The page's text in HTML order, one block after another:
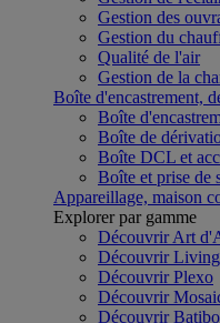
Gestion des
Gestion du
Qualité de l'air
Gestion de la
Boîte d'encastrement,
Boîte
Boîte de
Boîte DCL et
Boîte et prise de
Appareillage, maison
Explorer par gamme
Découvrir Art
Découvrir
Découvrir Plexo
Découvrir
Découvrir